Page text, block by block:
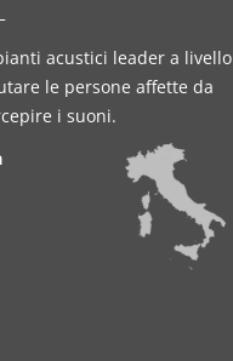
acustici leader a livello
le persone affette da
i suoni.